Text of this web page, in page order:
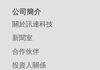
公司簡介
關於訊連科技
新聞室
合作伙伴
投資人關係